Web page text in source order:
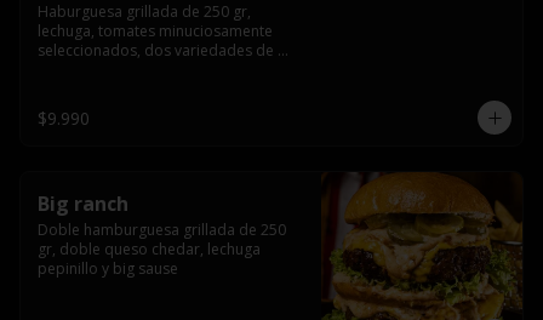
Haburguesa grillada de 250 gr,
lechuga, tomates minuciosamente
seleccionados, dos variedades de
lentamente en el grill, para finalizar
todo con una envolvente salsa cristal
$9.990
Big ranch
Doble hamburguesa grillada de 250
gr, doble queso chedar, lechuga
pepinillo y big sause